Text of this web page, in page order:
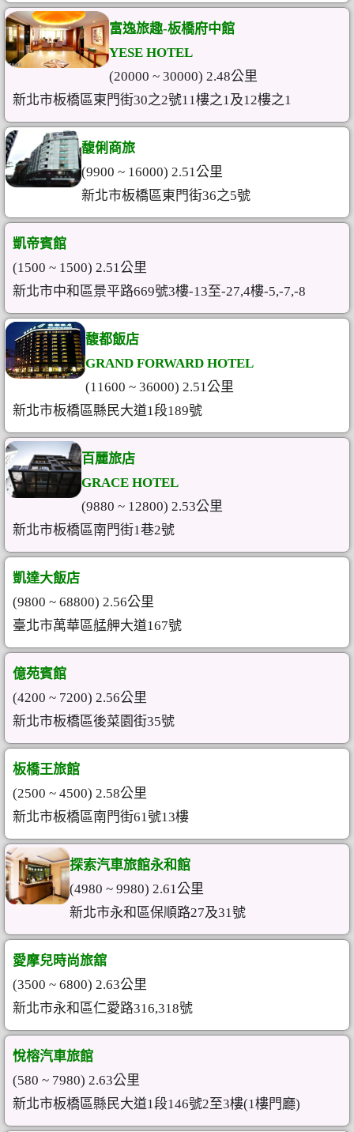
富逸旅趣-板橋府中館
YESE HOTEL
(20000 ~ 30000) 2.48公里
新北市板橋區東門街30之2號11樓之1及12樓之1
馥俐商旅
(9900 ~ 16000) 2.51公里
新北市板橋區東門街36之5號
凱帝賓館
(1500 ~ 1500) 2.51公里
新北市中和區景平路669號3樓-13至-27,4樓-5,-7,-8
馥都飯店
GRAND FORWARD HOTEL
(11600 ~ 36000) 2.51公里
新北市板橋區縣民大道1段189號
百麗旅店
GRACE HOTEL
(9880 ~ 12800) 2.53公里
新北市板橋區南門街1巷2號
凱達大飯店
(9800 ~ 68800) 2.56公里
臺北市萬華區艋舺大道167號
億苑賓館
(4200 ~ 7200) 2.56公里
新北市板橋區後菜園街35號
板橋王旅館
(2500 ~ 4500) 2.58公里
新北市板橋區南門街61號13樓
探索汽車旅館永和館
(4980 ~ 9980) 2.61公里
新北市永和區保順路27及31號
愛摩兒時尚旅舘
(3500 ~ 6800) 2.63公里
新北市永和區仁愛路316,318號
悅榕汽車旅館
(580 ~ 7980) 2.63公里
新北市板橋區縣民大道1段146號2至3樓(1樓門廳)